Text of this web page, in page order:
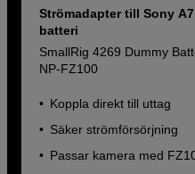
Strömadapter till Sony
batteri
SmallRig 4269 Dummy
NP-FZ100
Koppla direkt till uttag
Säker strömförsörjning
Passar kamera med